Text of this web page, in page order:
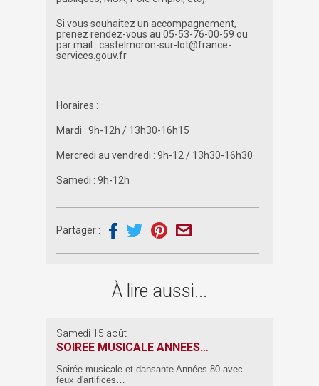
Si vous souhaitez un accompagnement,
prenez rendez-vous au 05-53-76-00-59 ou
par mail : castelmoron-sur-lot@france-
services.gouv.fr
Horaires :
Mardi : 9h-12h / 13h30-16h15
Mercredi au vendredi : 9h-12 / 13h30-16h30
Samedi : 9h-12h
Partager :
À lire aussi...
Samedi 15 août
SOIREE MUSICALE ANNEES…
Soirée musicale et dansante Années 80 avec
feux d'artifices…